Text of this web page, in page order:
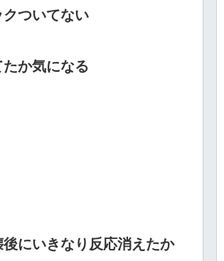
ついてない
か気になる
にいきなり反応消えたか